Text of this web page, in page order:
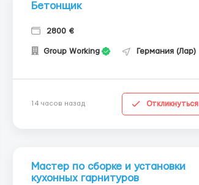
Бетонщик
2800 €
Group Working Германия (Лар)
14 часов назад Откликнуться
Мастер по сборке и установки
кухонных гарнитуров